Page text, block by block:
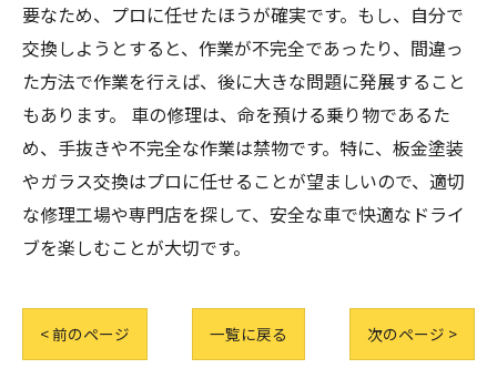
要なため、プロに任せたほうが確実です。もし、自分で
交換しようとすると、作業が不完全であったり、間違っ
た方法で作業を行えば、後に大きな問題に発展すること
もあります。 車の修理は、命を預ける乗り物であるた
め、手抜きや不完全な作業は禁物です。特に、板金塗装
やガラス交換はプロに任せることが望ましいので、適切
な修理工場や専門店を探して、安全な車で快適なドライ
ブを楽しむことが大切です。
< 前のページ 一覧に戻る 次のページ >